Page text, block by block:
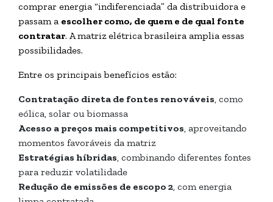
comprar energia “indiferenciada” da distribuidora e
passam a escolher como, de quem e de qual fonte
contratar. A matriz elétrica brasileira amplia essas
possibilidades.
Entre os principais benefícios estão:
Contratação direta de fontes renováveis, como
eólica, solar ou biomassa
Acesso a preços mais competitivos, aproveitando
momentos favoráveis da matriz
Estratégias híbridas, combinando diferentes fontes
para reduzir volatilidade
Redução de emissões de escopo 2, com energia